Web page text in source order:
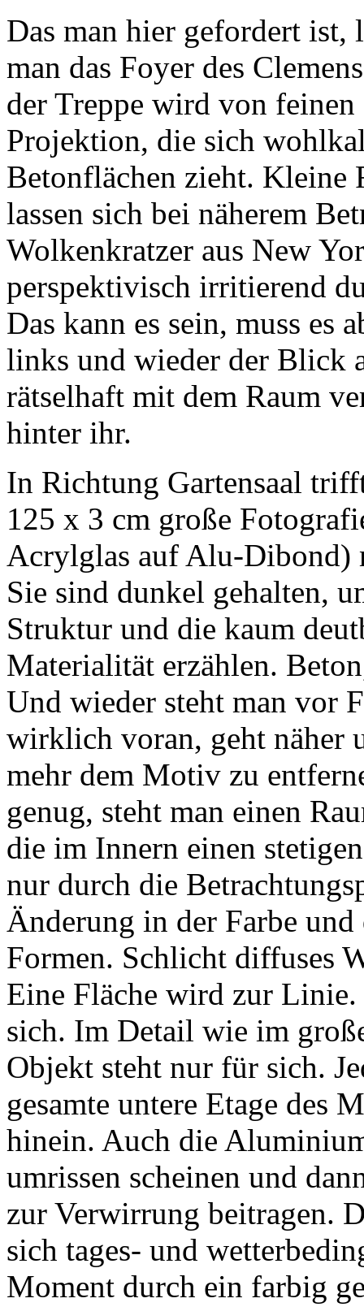
Das man hier gefordert ist,
man das Foyer des
der Treppe wird von
Projektion, die sich
Betonflächen zieht. Kleine
lassen sich bei näherem
Wolkenkratzer aus New
perspektivisch irritierend
Das kann es sein, muss es
links und wieder der Blick
rätselhaft mit dem Raum
hinter ihr.
In Richtung Gartensaal
125 x 3 cm große
Acrylglas auf Alu-Dibond)
Sie sind dunkel gehalten,
Struktur und die kaum
Materialität erzählen.
Und wieder steht man vor
wirklich voran, geht näher
mehr dem Motiv zu
genug, steht man einen
die im Innern einen
nur durch die
Änderung in der Farbe
Formen. Schlicht diffuses
Eine Fläche wird zur
sich. Im Detail wie im
Objekt steht nur für sich.
gesamte untere Etage des
hinein. Auch die
umrissen scheinen und
zur Verwirrung beitragen.
sich tages- und
Moment durch ein farbig